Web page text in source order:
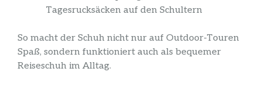
Tagesrucksäcken auf den Schultern
So macht der Schuh nicht nur auf Outdoor-Touren
Spaß, sondern funktioniert auch als bequemer
Reiseschuh im Alltag.